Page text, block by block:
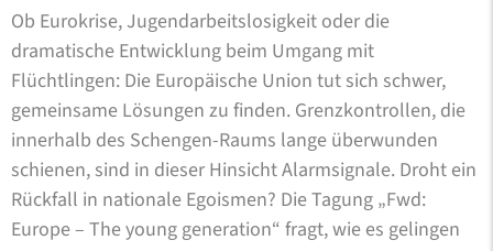
Ob Eurokrise, Jugendarbeitslosigkeit oder die
dramatische Entwicklung beim Umgang mit
Flüchtlingen: Die Europäische Union tut sich schwer,
gemeinsame Lösungen zu finden. Grenzkontrollen, die
innerhalb des Schengen-Raums lange überwunden
schienen, sind in dieser Hinsicht Alarmsignale. Droht ein
Rückfall in nationale Egoismen? Die Tagung „Fwd:
Europe – The young generation“ fragt, wie es gelingen